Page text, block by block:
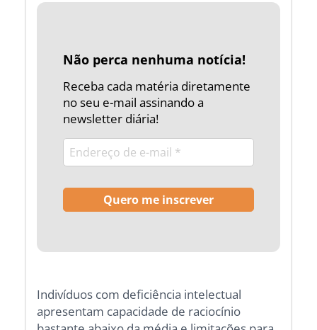
Não perca nenhuma notícia!
Receba cada matéria diretamente
no seu e-mail assinando a
newsletter diária!
Indivíduos com deficiência intelectual
apresentam capacidade de raciocínio